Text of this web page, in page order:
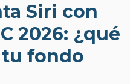
Siri con
2026: ¿qué
fondo